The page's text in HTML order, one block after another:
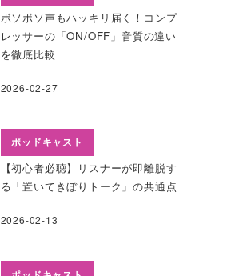
ボソボソ声もハッキリ届く！コンプ
レッサーの「ON/OFF」音質の違い
を徹底比較
2026-02-27
ポッドキャスト
【初心者必聴】リスナーが即離脱す
る「置いてきぼりトーク」の共通点
2026-02-13